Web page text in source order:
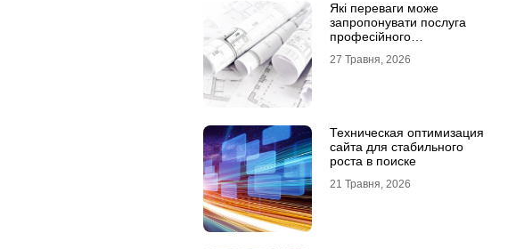
Які переваги може
запропонувати послуга
професійного
27 Травня, 2026
Техническая оптимизация
сайта для стабильного
роста в поиске
21 Травня, 2026